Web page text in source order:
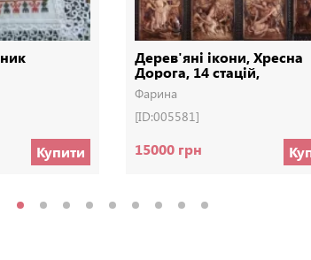
Купити
Дерев'яні ікони, Хресна
Дорога, 14 стацій,
Деревянные иконы
Фарина
[ID:005581]
15000 грн